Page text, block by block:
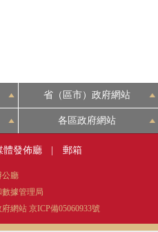
省（區市）政府網站
各區政府網站
體發佈廳 郵箱
公廳
據管理局
府網站 京ICP備05060933號